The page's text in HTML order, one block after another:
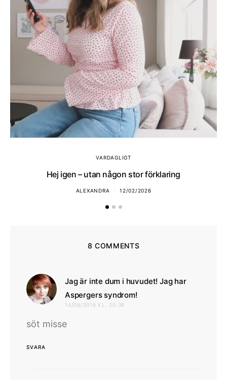
VARDAGLIGT
Hej igen – utan någon stor förklaring
ALEXANDRA 12/02/2026
8 COMMENTS
Jag är inte dum i huvudet! Jag har
Aspergers syndrom!
14/08/2016 KL. 20:39
söt misse
SVARA